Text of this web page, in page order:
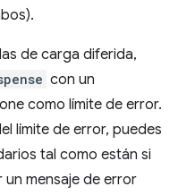
de carga diferida,
con un
como límite de error.
límite de error, puedes
tal como están si
mensaje de error